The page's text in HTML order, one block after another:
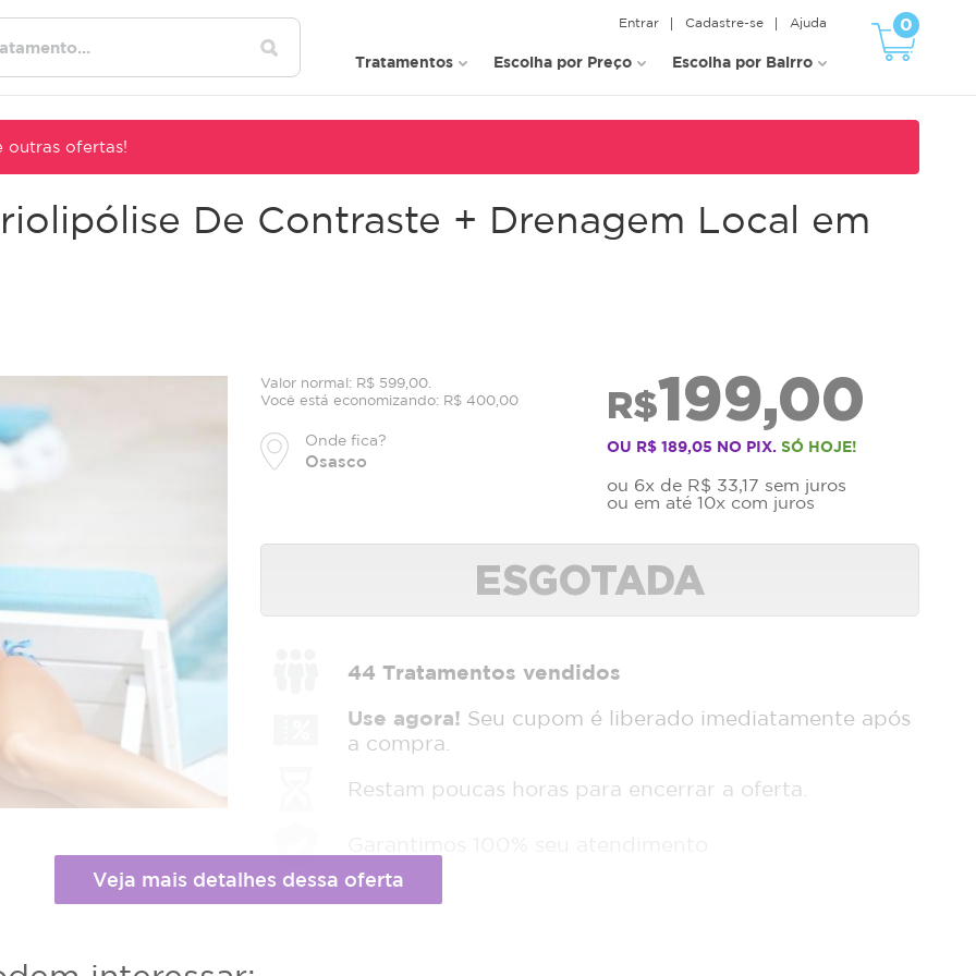
0
Entrar Cadastre-se Ajuda
Tratamentos Escolha por Preço Escolha por Bairro
outras ofertas!
De Contraste + Drenagem Local em
Valor normal: R$ 599,00.
Você está economizando: R$ 400,00
Onde fica?
Osasco
R$199,00
OU R$ 189,05 NO PIX. SÓ HOJE!
ou 6x de R$ 33,17 sem juros
ou em até 10x com juros
ESGOTADA
44 Tratamentos vendidos
Use agora! Seu cupom é liberado imediatamente após
a compra.
Restam poucas horas para encerrar a oferta.